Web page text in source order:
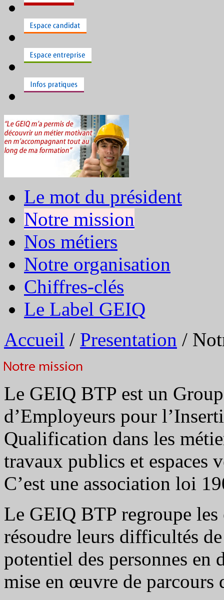
Le mot du président
Notre mission
Nos métiers
Notre organisation
Chiffres-clés
Le Label GEIQ
Accueil / Presentation /
Le GEIQ BTP est un
d’Employeurs pour
Qualification dans les
travaux publics et espaces
C’est une association loi
Le GEIQ BTP regroupe
résoudre leurs difficultés
potentiel des personnes en
mise en œuvre de